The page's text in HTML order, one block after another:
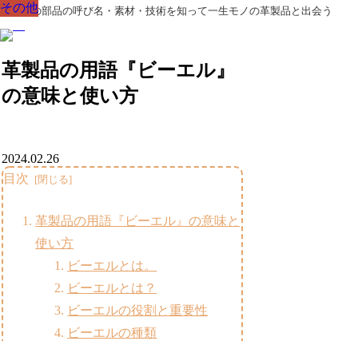
革製品の部品の呼び名・素材・技術を知って一生モノの革製品と出会う
革製品の用語『ビーエル』
の意味と使い方
その他
2024.02.26
目次
革製品の用語『ビーエル』の意味と
使い方
ビーエルとは。
ビーエルとは？
ビーエルの役割と重要性
ビーエルの種類
その他
その他
その他
その他
その他
その他